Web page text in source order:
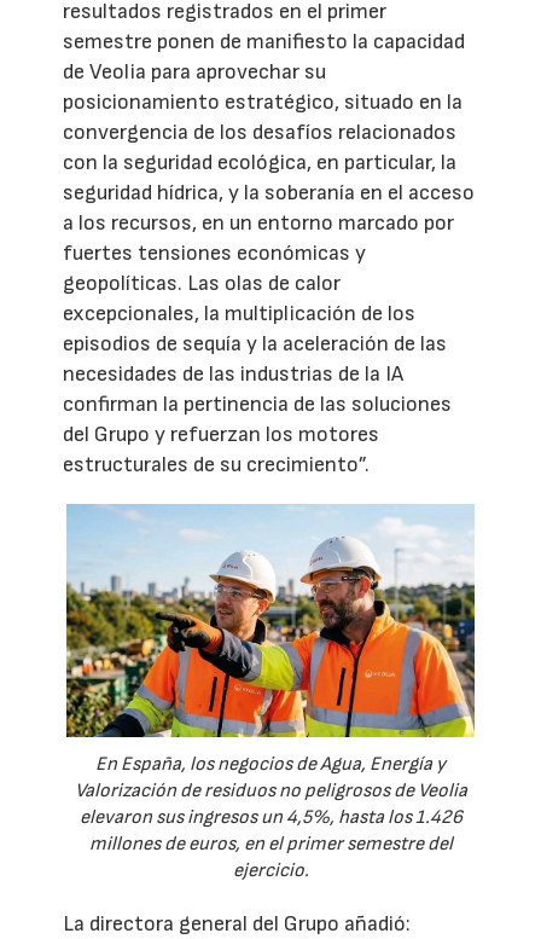
resultados registrados en el primer
semestre ponen de manifiesto la capacidad
de Veolia para aprovechar su
posicionamiento estratégico, situado en la
convergencia de los desafíos relacionados
con la seguridad ecológica, en particular, la
seguridad hídrica, y la soberanía en el acceso
a los recursos, en un entorno marcado por
fuertes tensiones económicas y
geopolíticas. Las olas de calor
excepcionales, la multiplicación de los
episodios de sequía y la aceleración de las
necesidades de las industrias de la IA
confirman la pertinencia de las soluciones
del Grupo y refuerzan los motores
estructurales de su crecimiento”.
En España, los negocios de Agua, Energía y
Valorización de residuos no peligrosos de Veolia
elevaron sus ingresos un 4,5%, hasta los 1.426
millones de euros, en el primer semestre del
ejercicio.
La directora general del Grupo añadió: